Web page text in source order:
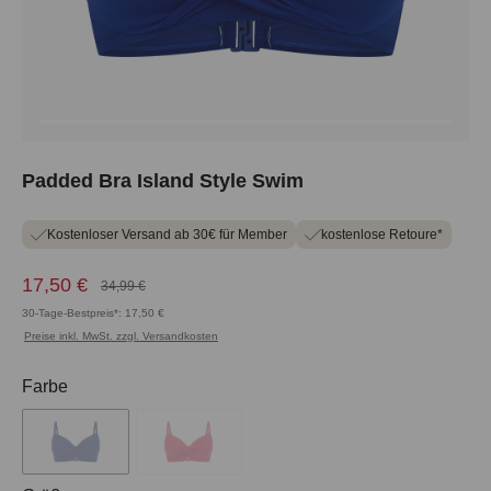
Padded Bra Island Style Swim
Kostenloser Versand ab 30€ für Member kostenlose Retoure*
17,50 € 34,99 €
30-Tage-Bestpreis*: 17,50 €
Preise inkl. MwSt. zzgl. Versandkosten
Farbe